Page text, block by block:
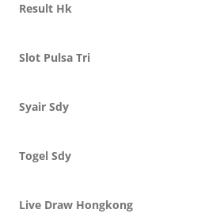
Result Hk
Slot Pulsa Tri
Syair Sdy
Togel Sdy
Live Draw Hongkong